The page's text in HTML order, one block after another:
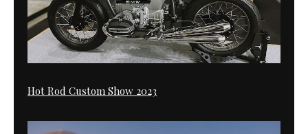
Hot Rod Custom Show 2023